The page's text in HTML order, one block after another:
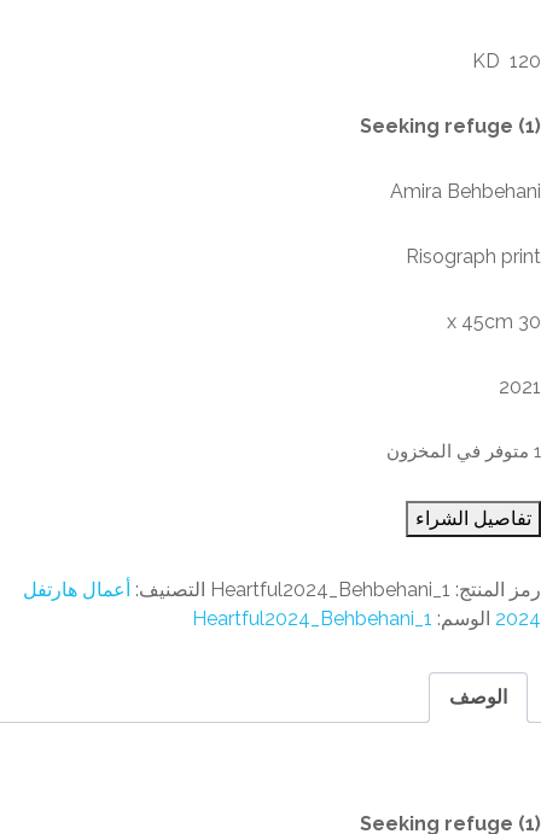
KD 120
Seeking refuge (1)
Amira Behbehani
Risograph print
30 x 45cm
2021
1 متوفر في المخزون
تفاصيل الشراء
رمز المنتج: Heartful2024_Behbehani_1 التصنيف: أعمال هارتفل
2024 الوسم: Heartful2024_Behbehani_1
الوصف
Seeking refuge (1)